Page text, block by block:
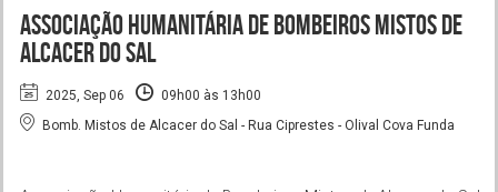
Associação Humanitária de Bombeiros Mistos de
Alcacer do Sal
2025, Sep 06
09h00 às 13h00
Bomb. Mistos de Alcacer do Sal - Rua Ciprestes - Olival Cova Funda